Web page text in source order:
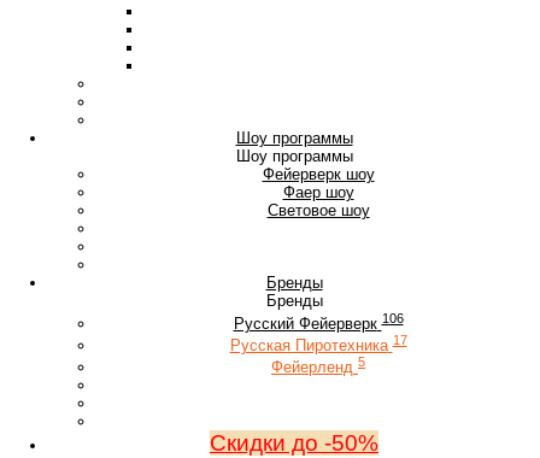
Шоу программы
Шоу программы
Фейерверк шоу
Фаер шоу
Световое шоу
Бренды
Бренды
Русский Фейерверк 106
Русская Пиротехника 17
Фейерленд 5
Скидки до -50%